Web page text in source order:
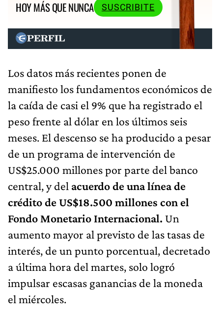
HOY MÁS QUE NUNCA
SUSCRIBITE
Los datos más recientes ponen de
manifiesto los fundamentos económicos de
la caída de casi el 9% que ha registrado el
peso frente al dólar en los últimos seis
meses. El descenso se ha producido a pesar
de un programa de intervención de
US$25.000 millones por parte del banco
central, y del acuerdo de una línea de
crédito de US$18.500 millones con el
Fondo Monetario Internacional. Un
aumento mayor al previsto de las tasas de
interés, de un punto porcentual, decretado
a última hora del martes, solo logró
impulsar escasas ganancias de la moneda
el miércoles.